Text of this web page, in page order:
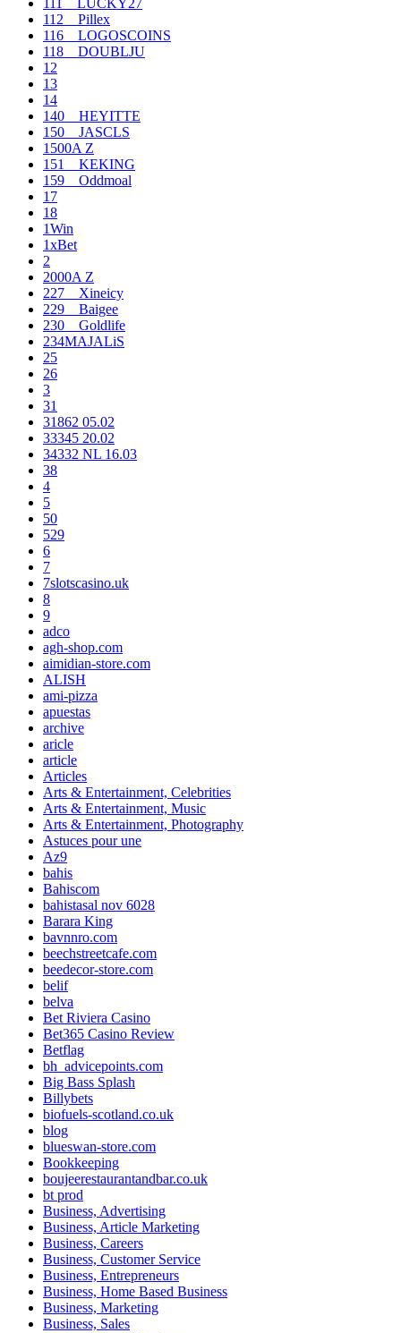
111__LUCKY27
112__Pillex
116__LOGOSCOINS
118__DOUBLJU
12
13
14
140__HEYITTE
150__JASCLS
1500A Z
151__KEKING
159__Oddmoal
17
18
1Win
1xBet
2
2000A Z
227__Xineicy
229__Baigee
230__Goldlife
234MAJALiS
25
26
3
31
31862 05.02
33345 20.02
34332 NL 16.03
38
4
5
50
529
6
7
7slotscasino.uk
8
9
adco
agh-shop.com
aimidian-store.com
ALISH
ami-pizza
apuestas
archive
aricle
article
Articles
Arts & Entertainment, Celebrities
Arts & Entertainment, Music
Arts & Entertainment, Photography
Astuces pour une
Az9
bahis
Bahiscom
bahistasal nov 6028
Barara King
bavnnro.com
beechstreetcafe.com
beedecor-store.com
belif
belva
Bet Riviera Casino
Bet365 Casino Review
Betflag
bh_advicepoints.com
Big Bass Splash
Billybets
biofuels-scotland.co.uk
blog
blueswan-store.com
Bookkeeping
boujeerestaurantandbar.co.uk
bt prod
Business, Advertising
Business, Article Marketing
Business, Careers
Business, Customer Service
Business, Entrepreneurs
Business, Home Based Business
Business, Marketing
Business, Sales